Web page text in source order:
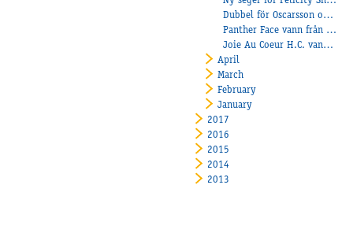
Dubbel för Oscarsson och trippel för Heiskanen
Panther Face vann från dödens
Joie Au Coeur H.C. vann på Mantorp!
April
March
February
January
2017
2016
2015
2014
2013